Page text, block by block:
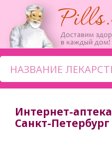
Интернет-аптека
Санкт-Петербург